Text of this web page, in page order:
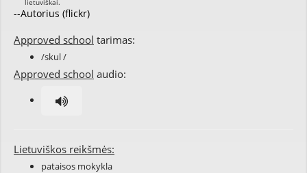
--Autorius (flickr)
Approved school tarimas:
/skul /
Approved school audio:
Lietuviškos reikšmės:
pataisos mokykla